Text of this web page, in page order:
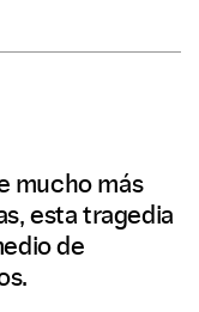
mucho más
esta tragedia
de